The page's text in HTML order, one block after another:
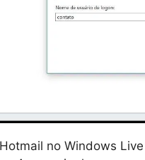
no Windows